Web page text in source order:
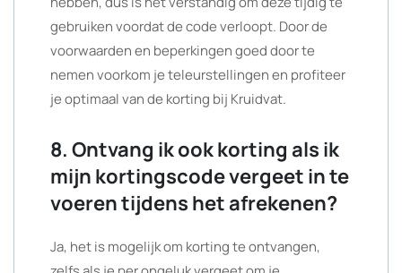
gebruiken voordat de code verloopt. Door de
voorwaarden en beperkingen goed door te
nemen voorkom je teleurstellingen en profiteer
je optimaal van de korting bij Kruidvat.
8. Ontvang ik ook korting als ik
mijn kortingscode vergeet in te
voeren tijdens het afrekenen?
Ja, het is mogelijk om korting te ontvangen,